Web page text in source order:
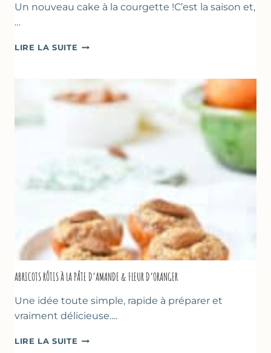
Un nouveau cake à la courgette !C’est la saison et,
…
LIRE LA SUITE CAKE
COURGETTE,
HUILE
D’OLIVE
ABRICOTS RÔTIS À LA PÂTE D’AMANDE & FLEUR D’ORANGER
Une idée toute simple, rapide à préparer et
vraiment délicieuse….
LIRE LA SUITE ABRICOTS